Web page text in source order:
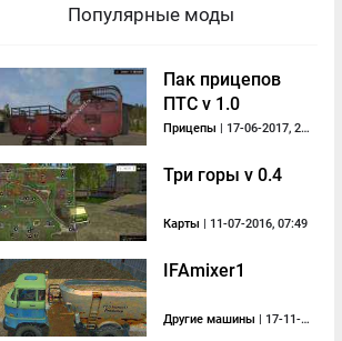
Популярные моды
Пак прицепов
ПТС v 1.0
Прицепы | 17-06-2017, 23:04
Три горы v 0.4
Карты | 11-07-2016, 07:49
IFAmixer1
Другие машины | 17-11-2013, 10:42